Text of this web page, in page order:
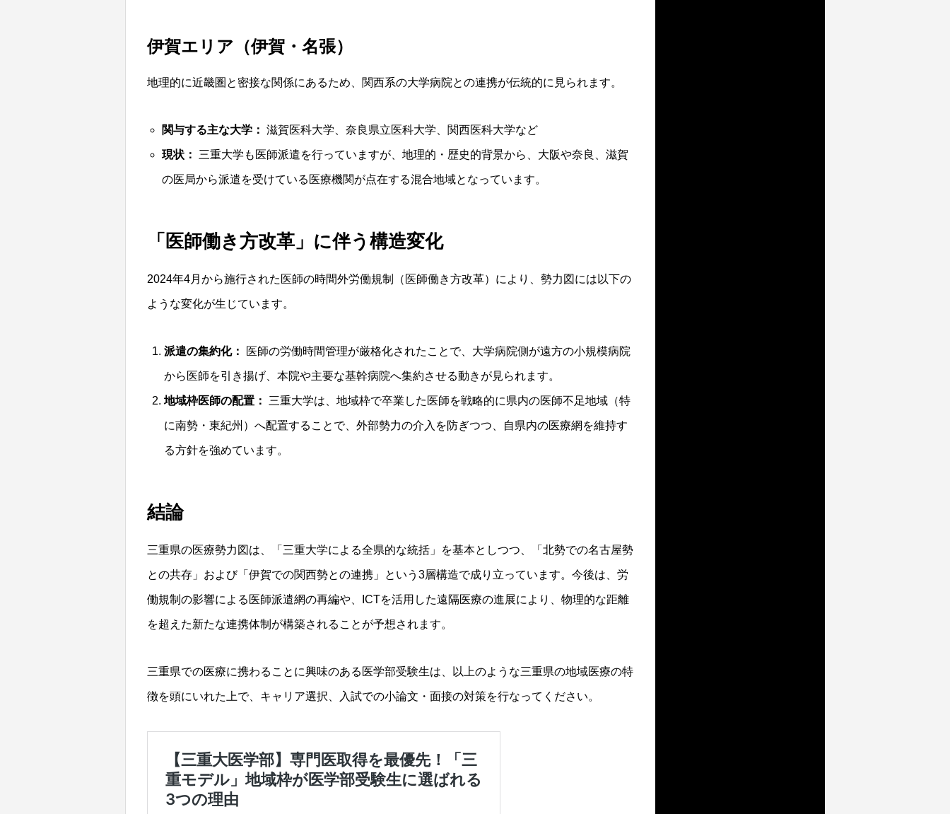
伊賀エリア（伊賀・名張）
地理的に近畿圏と密接な関係にあるため、関西系の大学病院との連携が伝統的に見られます。
関与する主な大学： 滋賀医科大学 奈良県立医科大学 関西医科大学など
現状： 三重大学も医師派遣を行っていますが、地理的・歴史的背景から、大阪や奈良、滋賀
の医局から派遣を受けている医療機関が点在する混合地域となっています。
「医師働き方改革」に伴う構造変化
2024年4月から施行された医師の時間外労働規制（医師働き方改革）により、勢力図には以下の
ような変化が生じています。
派遣の集約化： 医師の労働時間管理が厳格化されたことで、大学病院側が遠方の小規模病院
から医師を引き揚げ、本院や主要な基幹病院へ集約させる動きが見られます。
地域枠医師の配置： 三重大学は、地域枠で卒業した医師を戦略的に県内の医師不足地域（特
に南勢・東紀州）へ配置することで、外部勢力の介入を防ぎつつ、自県内の医療網を維持す
る方針を強めています。
結論
三重県の医療勢力図は、「三重大学による全県的な統括」を基本としつつ、「北勢での名古屋勢
との共存」および「伊賀での関西勢との連携」という3層構造で成り立っています。今後は、労
働規制の影響による医師派遣網の再編や、ICTを活用した遠隔医療の進展により、物理的な距離
を超えた新たな連携体制が構築されることが予想されます。
三重県での医療に携わることに興味のある医学部受験生は、以上のような三重県の地域医療の特
徴を頭にいれた上で、キャリア選択、入試での小論文・面接の対策を行なってください。